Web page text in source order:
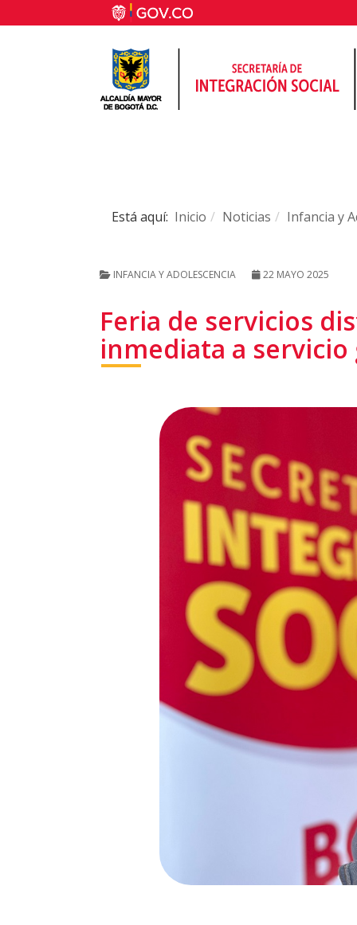
Está aquí: Inicio Noticias Infancia y
INFANCIA Y ADOLESCENCIA 22 MAYO 2025
Feria de servicios
inmediata a